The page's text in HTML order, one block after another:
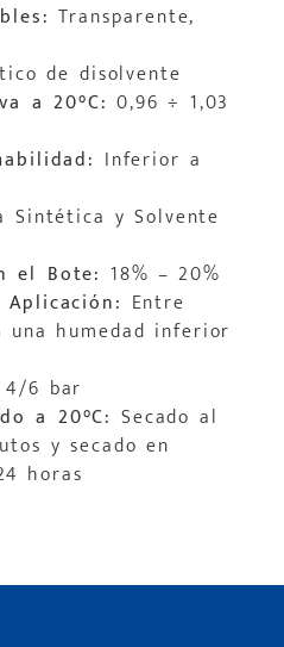
Transparente,
de disolvente
a 20°C: 0,96 ÷ 1,03
Inferior a
Sintética y Solvente
el Bote: 18% – 20%
Entre
una humedad inferior
4/6 bar
a 20°C: Secado al
y secado en
horas